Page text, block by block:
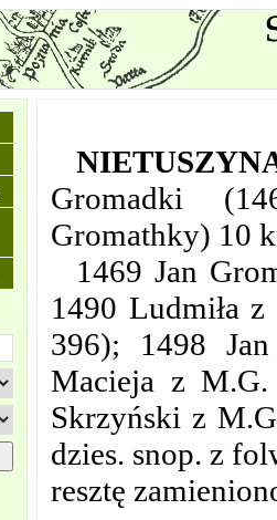
Gromadki
Gromathky) 10
1469 Jan
1490 Ludmiła
396); 1498
Macieja z
Skrzyński z
dzies. snop. z
resztę